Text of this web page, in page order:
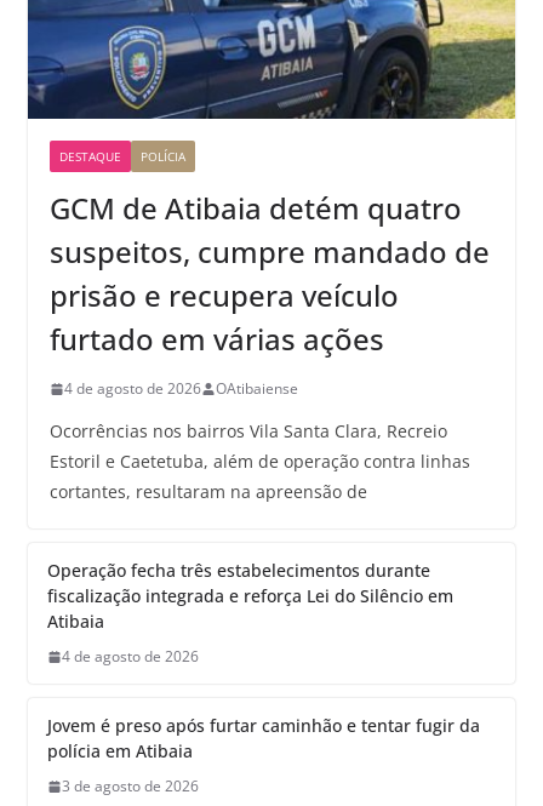
DESTAQUE POLÍCIA
GCM de Atibaia detém quatro
suspeitos, cumpre mandado de
prisão e recupera veículo
furtado em várias ações
4 de agosto de 2026 OAtibaiense
Ocorrências nos bairros Vila Santa Clara, Recreio
Estoril e Caetetuba, além de operação contra linhas
cortantes, resultaram na apreensão de
Operação fecha três estabelecimentos durante
fiscalização integrada e reforça Lei do Silêncio em
Atibaia
4 de agosto de 2026
Jovem é preso após furtar caminhão e tentar fugir da
polícia em Atibaia
3 de agosto de 2026